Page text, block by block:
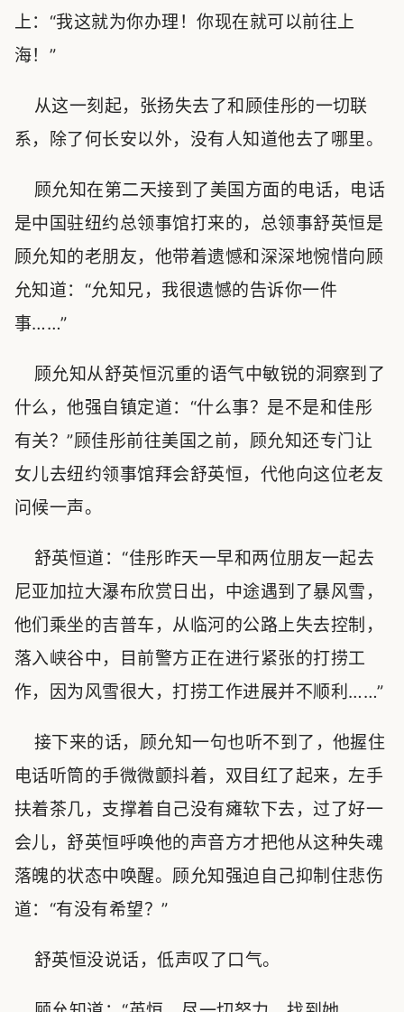
上：“我这就为你办理！你现在就可以前往上
海！”
从这一刻起，张扬失去了和顾佳彤的一切联
系，除了何长安以外，没有人知道他去了哪里。
顾允知在第二天接到了美国方面的电话，电话
是中国驻纽约总领事馆打来的，总领事舒英恒是
顾允知的老朋友，他带着遗憾和深深地惋惜向顾
允知道：“允知兄，我很遗憾的告诉你一件
事……”
顾允知从舒英恒沉重的语气中敏锐的洞察到了
什么，他强自镇定道：“什么事？是不是和佳彤
有关？”顾佳彤前往美国之前，顾允知还专门让
女儿去纽约领事馆拜会舒英恒，代他向这位老友
问候一声。
舒英恒道：“佳彤昨天一早和两位朋友一起去
尼亚加拉大瀑布欣赏日出，中途遇到了暴风雪，
他们乘坐的吉普车，从临河的公路上失去控制，
落入峡谷中，目前警方正在进行紧张的打捞工
作，因为风雪很大，打捞工作进展并不顺利……”
接下来的话，顾允知一句也听不到了，他握住
电话听筒的手微微颤抖着，双目红了起来，左手
扶着茶几，支撑着自己没有瘫软下去，过了好一
会儿，舒英恒呼唤他的声音方才把他从这种失魂
落魄的状态中唤醒。顾允知强迫自己抑制住悲伤
道：“有没有希望？”
舒英恒没说话，低声叹了口气。